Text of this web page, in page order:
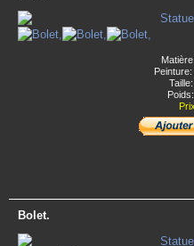
Bolet.